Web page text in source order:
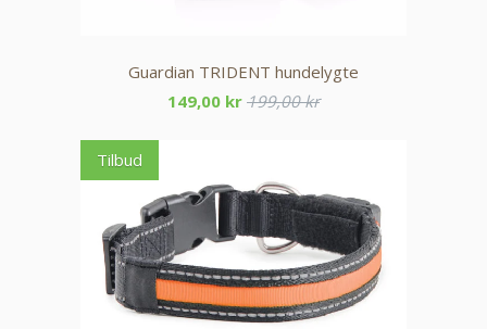
Guardian TRIDENT hundelygte
149,00 kr 199,00 kr
Tilbud